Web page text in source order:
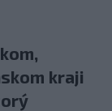
kraji